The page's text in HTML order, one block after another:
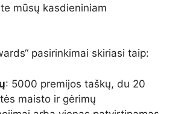
mūsų kasdieniniam
pasirinkimai skiriasi taip:
: 5000 premijos taškų, du 20
maisto ir gėrimų